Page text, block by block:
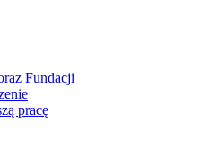
Fundacji
pracę